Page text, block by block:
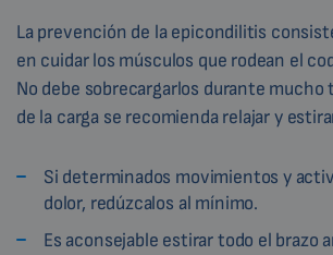
La prevención de la epicondilitis
en cuidar los músculos que rodean el
No debe sobrecargarlos durante mucho
de la carga se recomienda relajar y
Si determinados movimientos y
dolor, redúzcalos al mínimo.
Es aconsejable estirar todo el brazo